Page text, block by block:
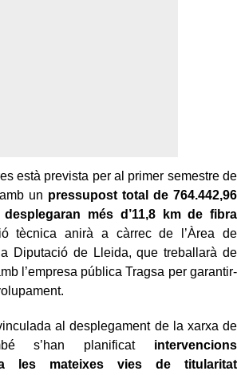
està prevista per al primer semestre de
un pressupost total de 764.442,96
desplegaran més d’11,8 km de fibra
tècnica anirà a càrrec de l’Àrea de
Diputació de Lleida, que treballarà de
l’empresa pública Tragsa per garantir-
al desplegament de la xarxa de
s’han planificatintervencions
a les mateixes vies de titularitat